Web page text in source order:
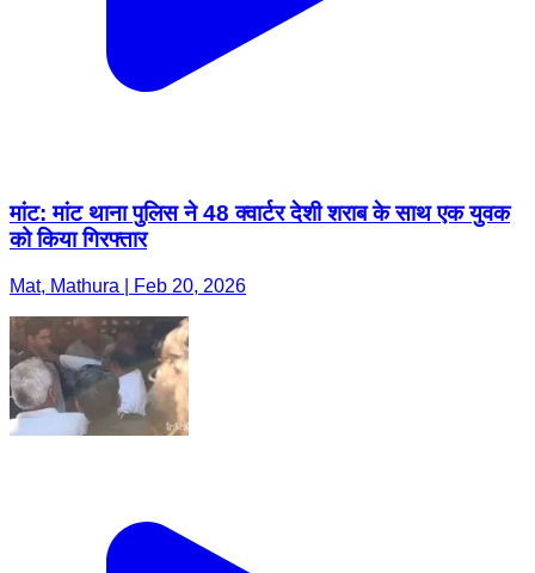
मांट: मांट थाना पुलिस ने 48 क्वार्टर देशी शराब के साथ एक युवक
को किया गिरफ्तार
Mat, Mathura | Feb 20, 2026